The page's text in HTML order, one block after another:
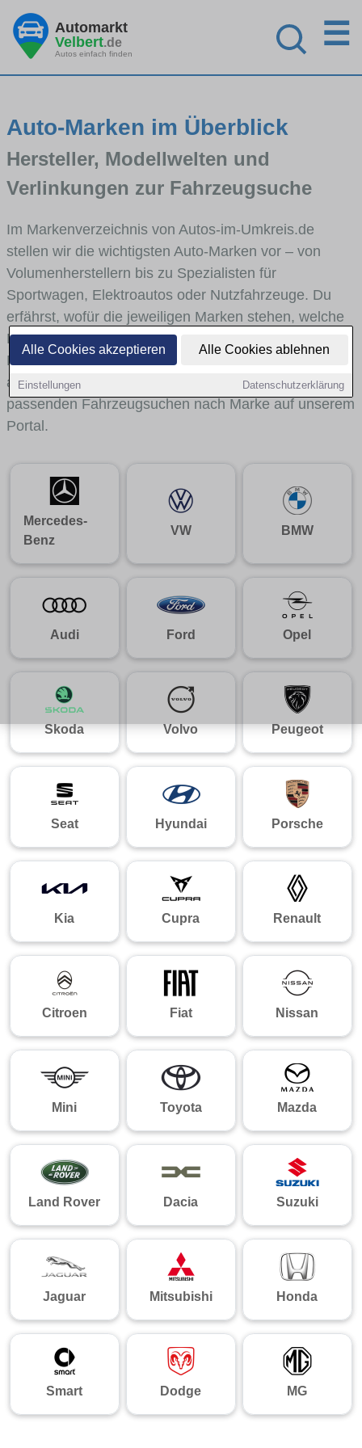
Alle Cookies akzeptieren Alle Cookies ablehnen
Einstellungen Datenschutzerklärung
Automarkt
Velbert.de
Autos einfach finden
☰
Auto-Marken im Überblick
Hersteller, Modellwelten und
Verlinkungen zur Fahrzeugsuche
Im Markenverzeichnis von Autos-im-Umkreis.de
stellen wir die wichtigsten Auto-Marken vor – von
Volumenherstellern bis zu Spezialisten für
Sportwagen, Elektroautos oder Nutzfahrzeuge. Du
erfährst, wofür die jeweiligen Marken stehen, welche
Fahrzeugklassen sie abdecken und wie sich die
Modellwelten unterscheiden. Von den Markenportraits
aus gelangst du mit internen Links bequem zu den
passenden Fahrzeugsuchen nach Marke auf unserem
Portal.
Mercedes-
Benz
VW BMW
Audi Ford Opel
Skoda Volvo Peugeot
Seat Hyundai Porsche
Kia Cupra Renault
Citroen Fiat Nissan
Mini Toyota Mazda
Land Rover Dacia Suzuki
Jaguar Mitsubishi Honda
Smart Dodge MG